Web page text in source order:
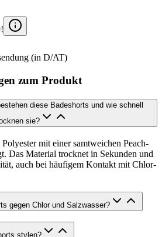
(in D/AT)
zum Produkt
diese Badeshorts und wie schnell
sie?
mit einer samtweichen Peach-
Das Material trocknet in Sekunden und
auch bei häufigem Kontakt mit Chlor-
gegen Chlor und Salzwasser?
stylen?